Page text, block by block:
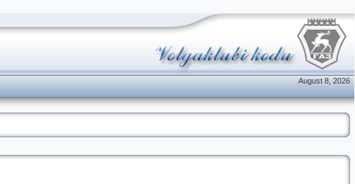
August 8, 2026